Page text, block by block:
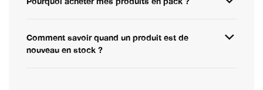
Comment savoir quand un produit est de
nouveau en stock ?